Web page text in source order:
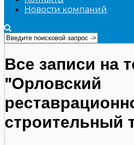
Новости компаний
Все записи на
"Орловский
строительный